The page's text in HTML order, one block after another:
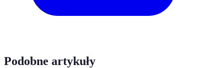
Podobne artykuły